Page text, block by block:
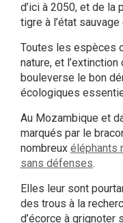
d’ici à 2050, et de
tigre à l’état
Toutes les espèces
nature, et
bouleverse le bon
écologiques
Au Mozambique et
marqués par le
nombreux éléphants
sans défenses.
Elles leur sont
des trous à la
d’écorce à grignoter